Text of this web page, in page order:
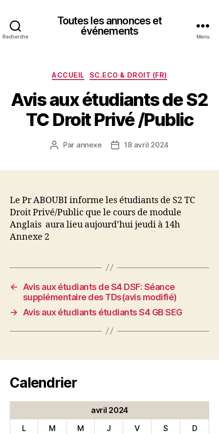
Recherche
Toutes les annonces et
événements
Menu
Catégories
ACCUEIL SC.ECO & DROIT (FR)
Avis aux étudiants de S2
TC Droit Privé /Public
Auteur
Par annexe
Date18 avril 2024
Le Pr ABOUBI informe les étudiants de S2 TC
Droit Privé/Public que le cours de module
Anglais aura lieu aujourd’hui jeudi à 14h
Annexe 2
←
Avis aux étudiants de S4 DSF: Séance
supplémentaire des TDs(avis modifié)
→
Avis aux étudiants étudiants S4 GB SEG
Calendrier
avril 2024
L
M M J V S
D